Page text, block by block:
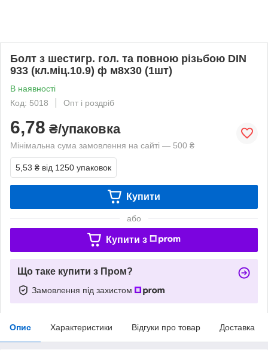
Болт з шестигр. гол. та повною різьбою DIN
933 (кл.міц.10.9) ф м8х30 (1шт)
В наявності
Код: 5018
Опт і роздріб
6,78 ₴/упаковка
Мінімальна сума замовлення на сайті — 500 ₴
5,53 ₴ від 1250 упаковок
Купити
або
Купити з
Що таке купити з Пром?
Замовлення під захистом
Опис Характеристики Відгуки про товар Доставка